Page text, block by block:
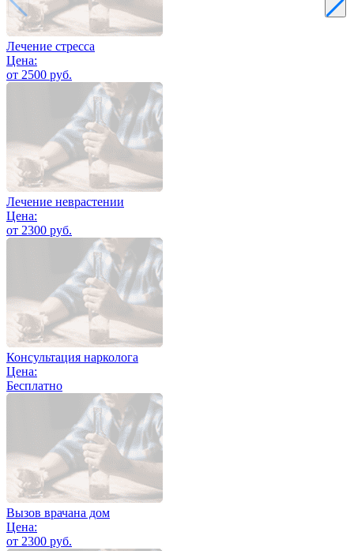
Лечение стресса
Цена:
от 2500 руб.
Лечение неврастении
Цена:
от 2300 руб.
Консультация нарколога
Цена:
Бесплатно
Вызов врачана дом
Цена:
от 2300 руб.